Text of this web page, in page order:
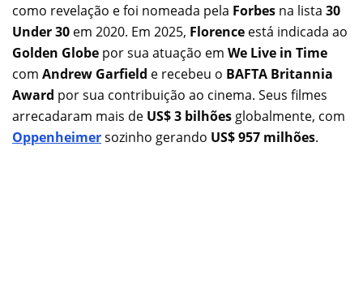
como revelação e foi nomeada pela Forbes na lista 30
Under 30 em 2020. Em 2025, Florence está indicada ao
Golden Globe por sua atuação em We Live in Time
com Andrew Garfield e recebeu o BAFTA Britannia
Award por sua contribuição ao cinema. Seus filmes
arrecadaram mais de US$ 3 bilhões globalmente, com
Oppenheimersozinho gerando US$ 957 milhões.